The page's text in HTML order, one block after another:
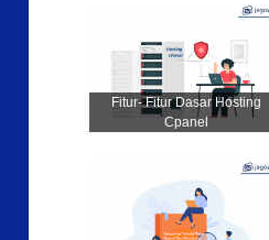
Fitur- Fitur Dasar Hosting
Cpanel